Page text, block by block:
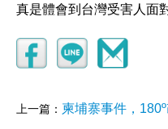
真是體會到台灣受害人面
上一篇： 柬埔寨事件，180º